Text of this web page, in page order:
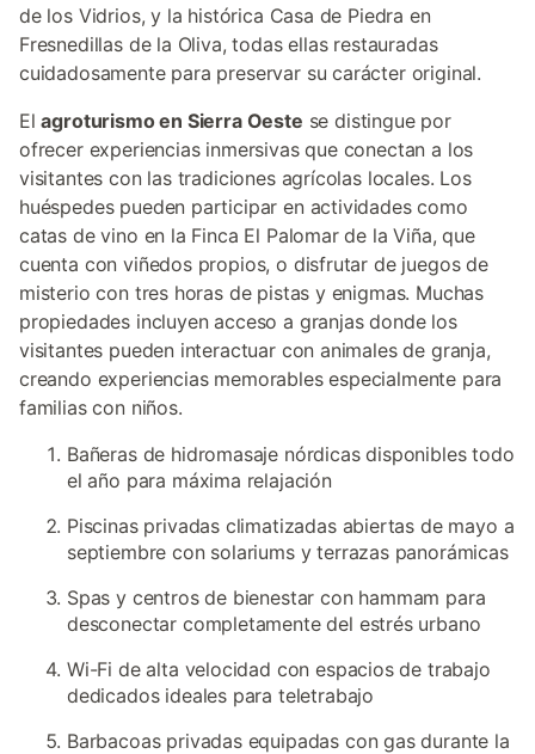
de los Vidrios, y la histórica Casa de Piedra en
Fresnedillas de la Oliva, todas ellas restauradas
cuidadosamente para preservar su carácter original.
Elagroturismo en Sierra Oeste se distingue por
ofrecer experiencias inmersivas que conectan a los
visitantes con las tradiciones agrícolas locales. Los
huéspedes pueden participar en actividades como
catas de vino en la Finca El Palomar de la Viña, que
cuenta con viñedos propios, o disfrutar de juegos de
misterio con tres horas de pistas y enigmas. Muchas
propiedades incluyen acceso a granjas donde los
visitantes pueden interactuar con animales de granja,
creando experiencias memorables especialmente para
familias con niños.
Bañeras de hidromasaje nórdicas disponibles todo
el año para máxima relajación
Piscinas privadas climatizadas abiertas de mayo a
septiembre con solariums y terrazas panorámicas
Spas y centros de bienestar con hammam para
desconectar completamente del estrés urbano
Wi-Fi de alta velocidad con espacios de trabajo
dedicados ideales para teletrabajo
Barbacoas privadas equipadas con gas durante la